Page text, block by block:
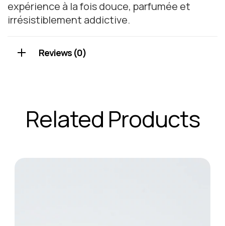
expérience à la fois douce, parfumée et
irrésistiblement addictive.
Reviews (0)
Related Products